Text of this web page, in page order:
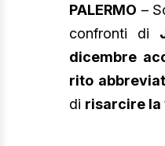
PALERMO –
confronti di
dicembre
rito
di risarcire la